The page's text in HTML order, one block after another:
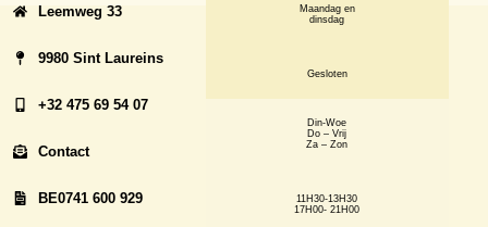
Leemweg 33
9980 Sint Laureins
+32 475 69 54 07
Contact
BE0741 600 929
Maandag en
dinsdag
Gesloten
Din-Woe
Do – Vrij
Za – Zon
11H30-13H30
17H00- 21H00